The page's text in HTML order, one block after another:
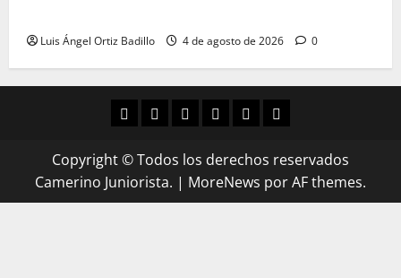
Luis Ángel Ortiz Badillo 4 de agosto de 2026 0
Copyright © Todos los derechos reservados
Camerino Juniorista. | MoreNews por AF themes.